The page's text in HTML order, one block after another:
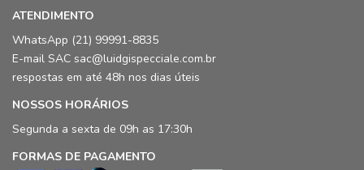
ATENDIMENTO
WhatsApp (21) 99991-8835
E-mail SAC sac@luidgispecciale.com.br
respostas em até 48h nos dias úteis
NOSSOS HORÁRIOS
Segunda a sexta de 09h as 17:30h
FORMAS DE PAGAMENTO